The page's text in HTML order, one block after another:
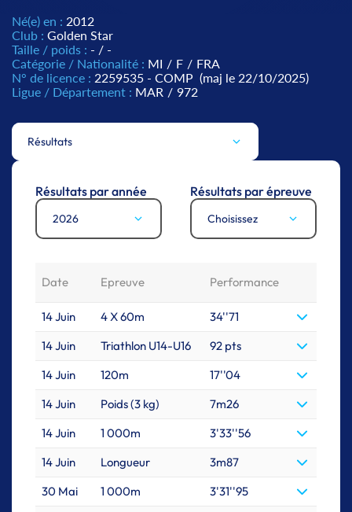
Né(e) en : 2012
Club : Golden Star
Taille / poids : - / -
Catégorie / Nationalité : MI / F / FRA
N° de licence : 2259535 - COMP (maj le 22/10/2025)
Ligue / Département : MAR / 972
Résultats
Résultats par année
2026
Résultats par épreuve
Choisissez
Date Epreuve Performance
14 Juin 4 X 60m
34''71
14 Juin
Triathlon U14-U16
92 pts
14 Juin
120m
17''04
14 Juin
Poids (3 kg)
7m26
14 Juin
1 000m
3'33''56
14 Juin
Longueur
3m87
30 Mai
1 000m
3'31''95